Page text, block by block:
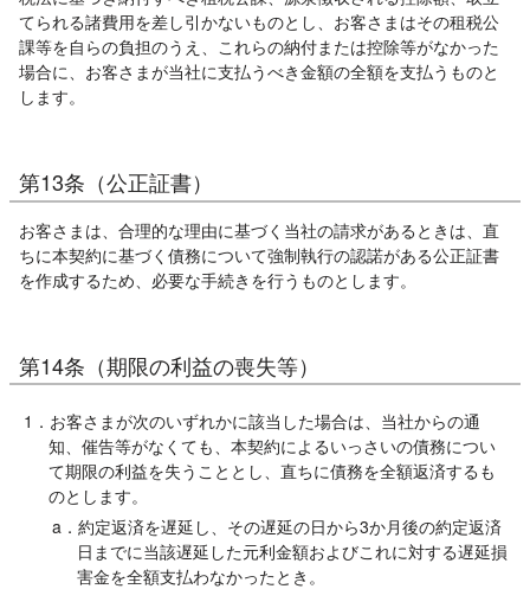
てられる諸費用を差し引かないものとし、お客さまはその租税公
課等を自らの負担のうえ、これらの納付または控除等がなかった
場合に、お客さまが当社に支払うべき金額の全額を支払うものと
します。
第13条（公正証書）
お客さまは、合理的な理由に基づく当社の請求があるときは、直
ちに本契約に基づく債務について強制執行の認諾がある公正証書
を作成するため、必要な手続きを行うものとします。
第14条（期限の利益の喪失等）
1．お客さまが次のいずれかに該当した場合は、当社からの通
知、催告等がなくても、本契約によるいっさいの債務につい
て期限の利益を失うこととし、直ちに債務を全額返済するも
のとします。
a．約定返済を遅延し、その遅延の日から3か月後の約定返済
日までに当該遅延した元利金額およびこれに対する遅延損
害金を全額支払わなかったとき。